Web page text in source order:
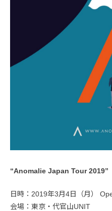
“Anomalie Japan Tour 2019”
日時：2019年3月4日（月）
会場：東京・代官山UNIT